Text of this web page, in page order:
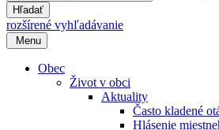
Hľadať
rozšírené vyhľadávanie
Menu
Obec
Život v obci
Aktuality
Často kladené
Hlásenie